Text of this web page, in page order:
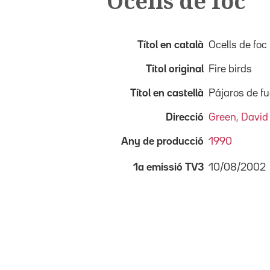
Títol en català Ocells de foc
Títol original Fire birds
Títol en castellà Pájaros de
Direcció Green, David
Any de producció 1990
1a emissió TV3 10/08/2002